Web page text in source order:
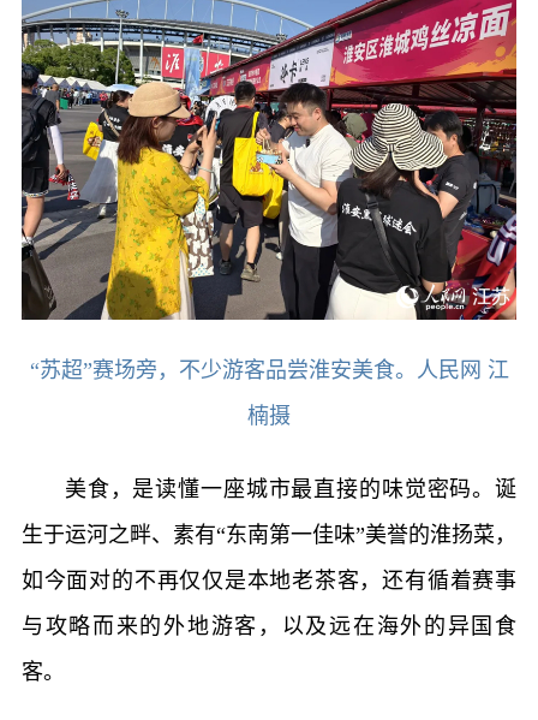
“苏超”赛场旁，不少游客品尝淮安美食。人民网 江
楠摄
美食，是读懂一座城市最直接的味觉密码。诞
生于运河之畔、素有“东南第一佳味”美誉的淮扬菜，
如今面对的不再仅仅是本地老茶客，还有循着赛事
与攻略而来的外地游客，以及远在海外的异国食
客。